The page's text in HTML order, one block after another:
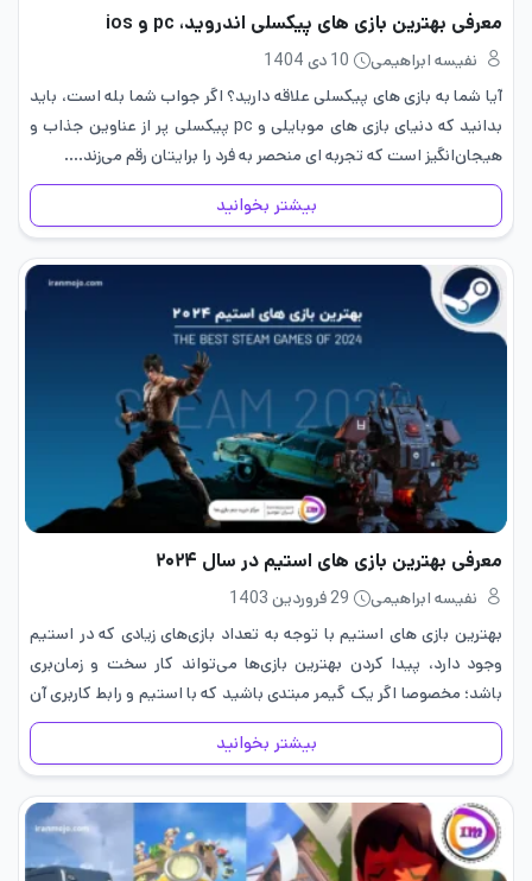
معرفی بهترین بازی های پیکسلی اندروید، pc و ios
نفیسه ابراهیمی
10 دی 1404
آیا شما به بازی های پیکسلی علاقه دارید؟ اگر جواب شما بله است، باید
بدانید که دنیای بازی های موبایلی و pc پیکسلی پر از عناوین جذاب و
هیجان‌انگیز است که تجربه ای منحصر به فرد را برایتان رقم می‌زند.…
بیشتر بخوانید
معرفی بهترین بازی های استیم در سال ۲۰۲۴
نفیسه ابراهیمی
29 فروردین 1403
بهترین بازی های استیم با توجه به تعداد بازی‌های زیادی که در استیم
وجود دارد، پیدا کردن بهترین بازی‌ها می‌تواند کار سخت و زمان‌بری
باشد؛ مخصوصا اگر یک گیمر مبتدی باشید که با استیم و رابط کاربری آن
آشنایی کافی…
بیشتر بخوانید